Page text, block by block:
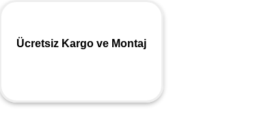
Ücretsiz Kargo ve Montaj